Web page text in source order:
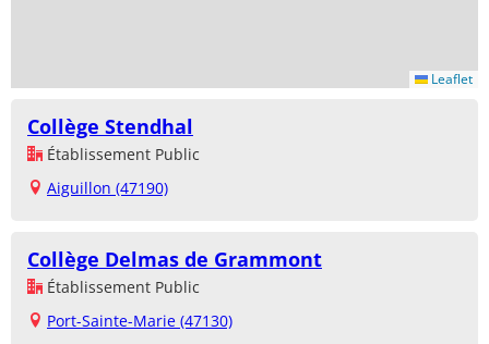
Leaflet
Collège Stendhal
Établissement Public
Aiguillon (47190)
Collège Delmas de Grammont
Établissement Public
Port-Sainte-Marie (47130)